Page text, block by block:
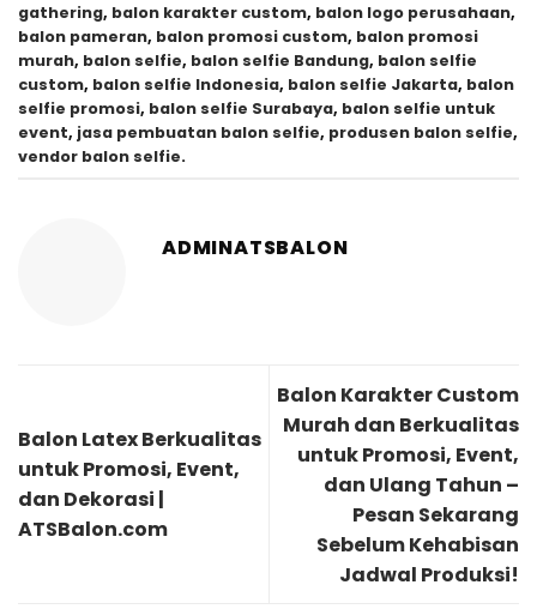
gathering, balon karakter custom, balon logo perusahaan,
balon pameran, balon promosi custom, balon promosi
murah, balon selfie, balon selfie Bandung, balon selfie
custom, balon selfie Indonesia, balon selfie Jakarta, balon
selfie promosi, balon selfie Surabaya, balon selfie untuk
event, jasa pembuatan balon selfie, produsen balon selfie,
vendor balon selfie.
ADMINATSBALON
Balon Latex Berkualitas
untuk Promosi, Event,
dan Dekorasi |
ATSBalon.com
Balon Karakter Custom
Murah dan Berkualitas
untuk Promosi, Event,
dan Ulang Tahun –
Pesan Sekarang
Sebelum Kehabisan
Jadwal Produksi!